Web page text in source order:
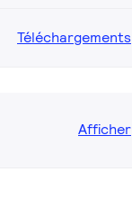
Téléchargements
Afficher